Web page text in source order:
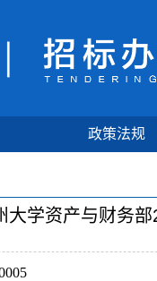
政策法规
大学资产与财务